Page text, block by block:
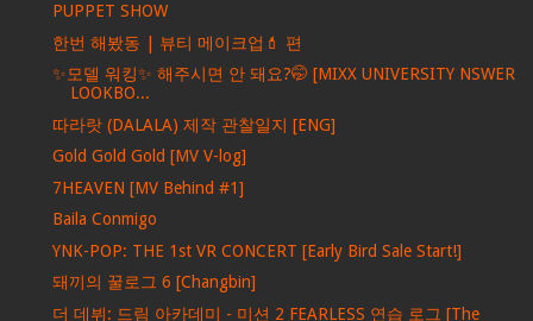
PUPPET SHOW
한번 해봤동 | 뷰티 메이크업💄 편
✨모델 워킹✨ 해주시면 안 돼요?🤭 [MIXX UNIVERSITY NSWER
LOOKBO...
따라랏 (DALALA) 제작 관찰일지 [ENG]
Gold Gold Gold [MV V-log]
7HEAVEN [MV Behind #1]
Baila Conmigo
YNK-POP: THE 1st VR CONCERT [Early Bird Sale Start!]
돼끼의 꿀로그 6 [Changbin]
더 데뷔: 드림 아카데미 - 미션 2 FEARLESS 연습 로그 [The